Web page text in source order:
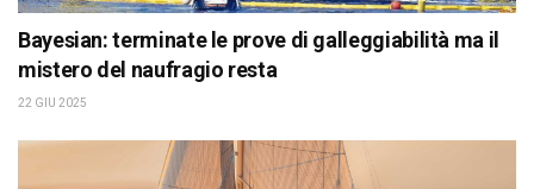
Bayesian: terminate le prove di galleggiabilità ma il
mistero del naufragio resta
22 GIU 2025